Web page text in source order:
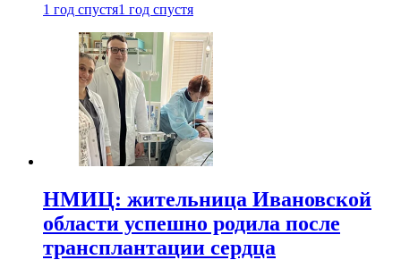
1 год спустя1 год спустя
НМИЦ: жительница Ивановской
области успешно родила после
трансплантации сердца